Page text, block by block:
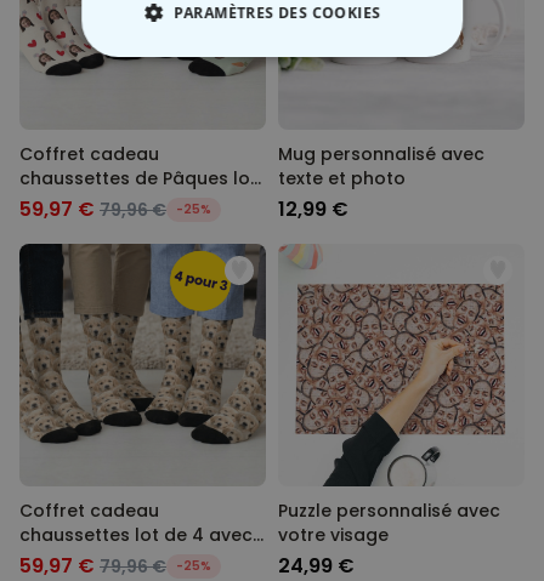
Coffret cadeau
chaussettes de Pâques lot
de 4 avec visage et oreilles
59,97 € 79,96 € -25%
Mug personnalisé avec
texte et photo
12,99 €
Coffret cadeau
chaussettes lot de 4 avec
visage
59,97 € 79,96 € -25%
Puzzle personnalisé avec
votre visage
24,99 €
PARAMÈTRES DES COOKIES
STRICTEMENT NÉCESSAIRE
COMMERCIALISATION